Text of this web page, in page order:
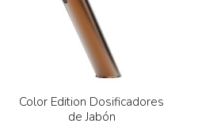
Color Edition Dosificadores
de Jabón